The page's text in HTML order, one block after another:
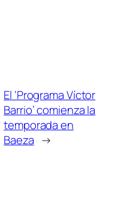
El ‘Programa Víctor
Barrio’ comienza la
temporada en
Baeza →